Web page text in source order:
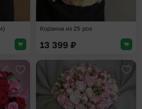
Корзина из 25 роз
13 399 ₽
Добавить в избранное